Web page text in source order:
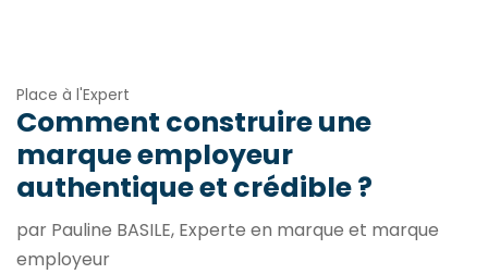
Place à l'Expert
Comment construire une
marque employeur
authentique et crédible ?
par Pauline BASILE, Experte en marque et marque
employeur